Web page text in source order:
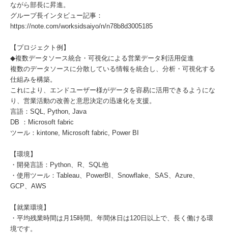
ながら部長に昇進。
グループ長インタビュー記事：
https://note.com/worksidsaiyo/n/n78b8d3005185
【プロジェクト例】
◆複数データソース統合・可視化による営業データ利活用促進
複数のデータソースに分散している情報を統合し、分析・可視化する
仕組みを構築。
これにより、エンドユーザー様がデータを容易に活用できるようにな
り、営業活動の改善と意思決定の迅速化を支援。
言語：SQL, Python, Java
DB ：Microsoft fabric
ツール：kintone, Microsoft fabric, Power BI
【環境】
・開発言語：Python、R、SQL他
・使用ツール：Tableau、PowerBI、Snowflake、SAS、Azure、
GCP、AWS
【就業環境】
・平均残業時間は月15時間。年間休日は120日以上で、長く働ける環
境です。